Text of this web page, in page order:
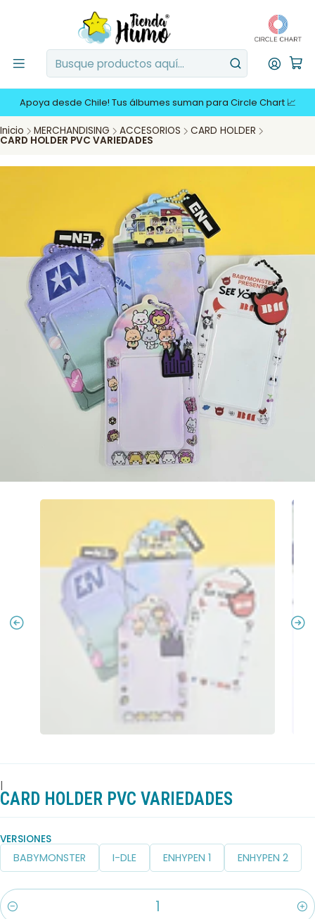
Apoya desde Chile! Tus álbumes suman para Circle Chart 📈
Inicio MERCHANDISING ACCESORIOS CARD HOLDER
CARD HOLDER PVC VARIEDADES
|
CARD HOLDER PVC VARIEDADES
VERSIONES
BABYMONSTER I-DLE ENHYPEN 1 ENHYPEN 2
Cantidad